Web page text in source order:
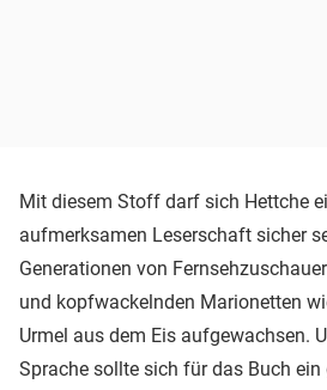
Mit diesem Stoff darf sich Hettche
aufmerksamen Leserschaft sicher
Generationen von
und kopfwackelnden Marionetten
Urmel aus dem Eis aufgewachsen.
Sprache sollte sich für das Buch